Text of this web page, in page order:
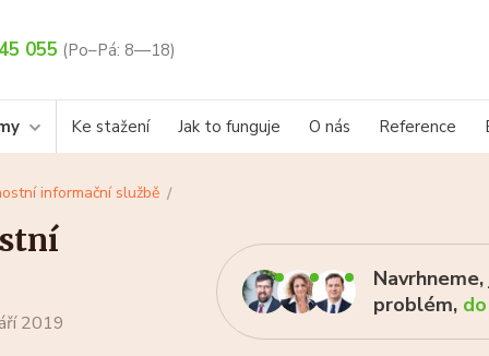
055 (Po–Pá: 8—18)
Ke stažení Jak to funguje O nás Reference
informační službě
2019
problém,